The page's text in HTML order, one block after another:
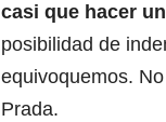
casi que hacer
posibilidad de
equivoquemos.
Prada.